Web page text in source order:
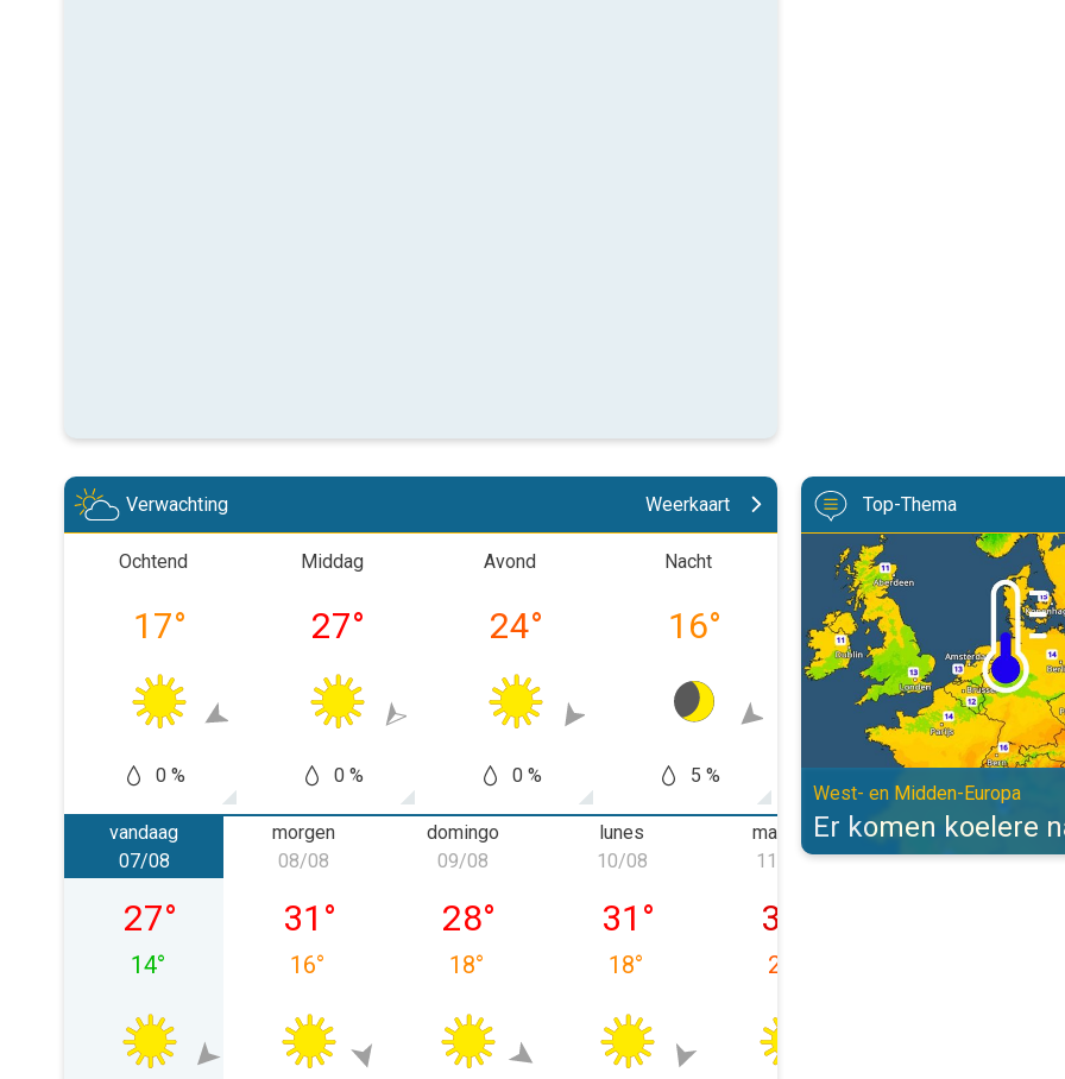
Verwachting Weerkaart
Ochtend
17°
0 %
Middag
27°
0 %
Avond
24°
0 %
Nacht
16°
5 %
Ochtend
20°
5 %
31
vandaag
viernes, 07/08
07/08
27°
14°
morgen
sábado, 08/08
08/08
31 °
16°
domingo
domingo, 09/08
09/08
28°
18°
lunes
lunes, 10/08
10/08
31 °
18°
martes
11/08
35
20
miércoles
12/08
Top-Thema
Er komen koelere nachten aan.
West- en Midden-Europa
Er komen koelere